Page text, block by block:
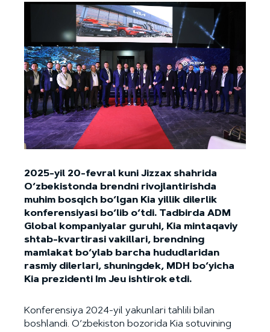
2025-yil 20-fevral kuni Jizzax shahrida
O‘zbekistonda brendni rivojlantirishda
muhim bosqich bo‘lgan Kia yillik dilerlik
konferensiyasi bo‘lib o‘tdi. Tadbirda ADM
Global kompaniyalar guruhi, Kia mintaqaviy
shtab-kvartirasi vakillari, brendning
mamlakat bo‘ylab barcha hududlaridan
rasmiy dilerlari, shuningdek, MDH bo‘yicha
Kia prezidenti Im Jeu ishtirok etdi.
Konferensiya 2024-yil yakunlari tahlili bilan
boshlandi. O‘zbekiston bozorida Kia sotuvining